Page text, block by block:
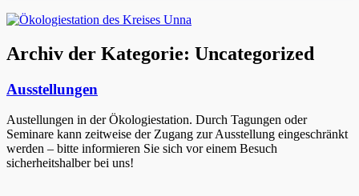
Archiv der Kategorie: Uncategorized
Ausstellungen
Austellungen in der Ökologiestation. Durch Tagungen oder
Seminare kann zeitweise der Zugang zur Ausstellung eingeschränkt
werden – bitte informieren Sie sich vor einem Besuch
sicherheitshalber bei uns!